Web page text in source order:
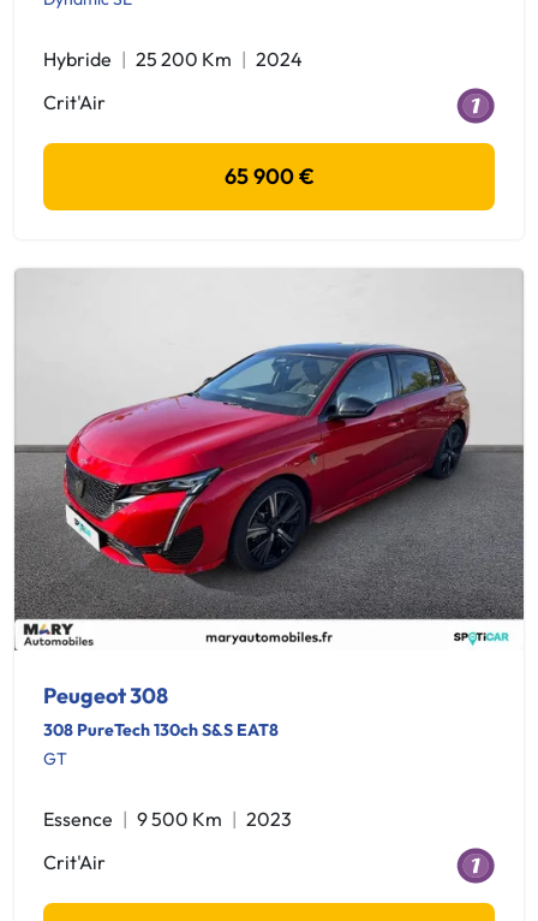
Hybride 25 200 Km
2024
Crit'Air
65 900 €
Peugeot 308
308 PureTech 130ch S&S EAT8
GT
Essence 9 500 Km
2023
Crit'Air